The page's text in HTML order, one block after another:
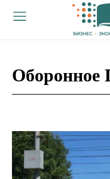
Оборонное